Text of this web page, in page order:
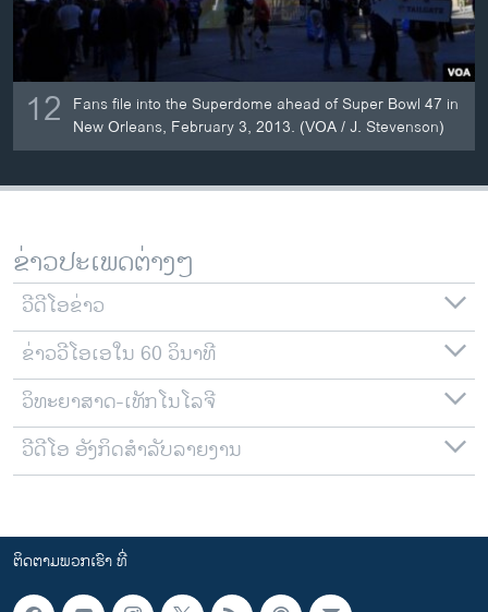
12 Fans file into the Superdome ahead of Super Bowl 47 in
New Orleans, February 3, 2013. (VOA / J. Stevenson)
ຂ່າວປະເພດຕ່າງໆ
ວີດີໂອຂ່າວ
ຂ່າວວີໂອເອໃນ 60 ວິນາທີ
ວິທະຍາສາດ-ເທັກໂນໂລຈີ
ວີດີໂອ ອັງກິດສຳລັບລາຍງານ
ຕິດຕາມພວກເຮົາ ທີ່